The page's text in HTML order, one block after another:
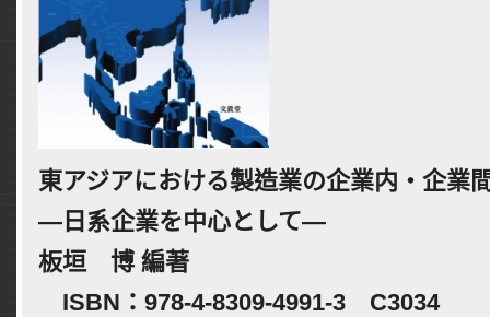
東アジアにおける製造業の企業内・企業
―日系企業を中心として―
板垣 博 編著
ISBN ： 978-4-8309-4991-3
C3034